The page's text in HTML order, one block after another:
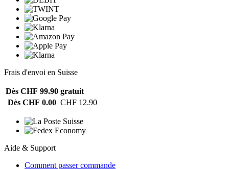
Frais d'envoi en Suisse
Dès CHF 99.90 gratuit
Dès CHF 0.00 CHF 12.90
Aide & Support
Comment passer commande